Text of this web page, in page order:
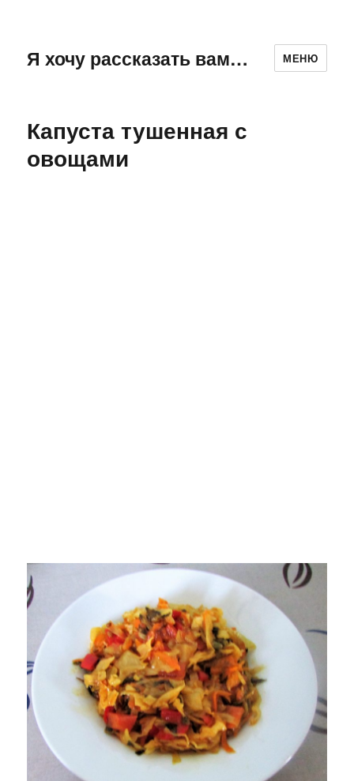
Я хочу рассказать вам… МЕНЮ
Капуста тушенная с
овощами